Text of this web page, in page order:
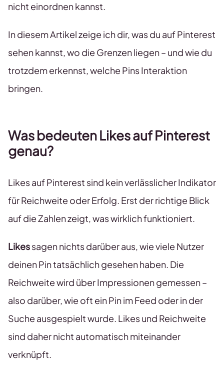
nicht einordnen kannst.
In diesem Artikel zeige ich dir, was du auf Pinterest
sehen kannst, wo die Grenzen liegen – und wie du
trotzdem erkennst, welche Pins Interaktion
bringen.
Was bedeuten Likes auf Pinterest
genau?
Likes auf Pinterest sind kein verlässlicher Indikator
für Reichweite oder Erfolg. Erst der richtige Blick
auf die Zahlen zeigt, was wirklich funktioniert.
Likessagen nichts darüber aus, wie viele Nutzer
deinen Pin tatsächlich gesehen haben. Die
Reichweite wird über Impressionen gemessen –
also darüber, wie oft ein Pin im Feed oder in der
Suche ausgespielt wurde. Likes und Reichweite
sind daher nicht automatisch miteinander
verknüpft.